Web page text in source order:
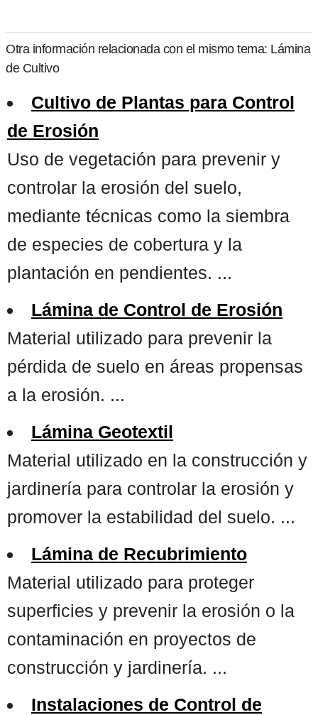
Otra información relacionada con el mismo tema: Lámina
de Cultivo
Cultivo de Plantas para Control
de Erosión
Uso de vegetación para prevenir y
controlar la erosión del suelo,
mediante técnicas como la siembra
de especies de cobertura y la
plantación en pendientes. ...
Lámina de Control de Erosión
Material utilizado para prevenir la
pérdida de suelo en áreas propensas
a la erosión. ...
Lámina Geotextil
Material utilizado en la construcción y
jardinería para controlar la erosión y
promover la estabilidad del suelo. ...
Lámina de Recubrimiento
Material utilizado para proteger
superficies y prevenir la erosión o la
contaminación en proyectos de
construcción y jardinería. ...
Instalaciones de Control de